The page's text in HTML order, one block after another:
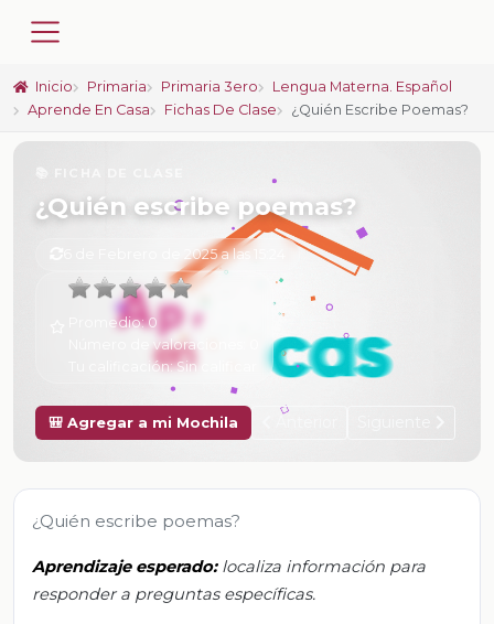
Inicio Primaria Primaria 3ero
Lengua Materna. Español
Aprende En Casa
Fichas De Clase ¿Quién Escribe Poemas?
¿Quién escribe poemas?
6 de Febrero de 2025 a las 15:24
Promedio:0
Número de valoraciones:
Tu calificación:Sin calificar
🎒 Agregar a mi Mochila
¿Quién escribe poemas?
Aprendizaje esperado: localiza información para
responder a preguntas específicas.